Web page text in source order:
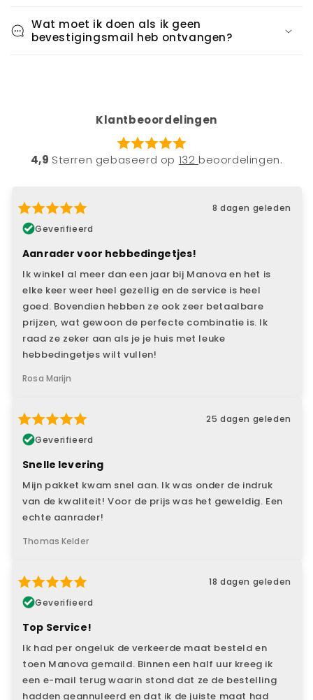
Wat moet ik doen als ik geen
bevestigingsmail heb ontvangen?
Klantbeoordelingen
4,9 Sterren gebaseerd op 132 beoordelingen.
8 dagen geleden
Geverifieerd
Aanrader voor hebbedingetjes!
Ik winkel al meer dan een jaar bij Manova en het is
elke keer weer heel gezellig en de service is heel
goed. Bovendien hebben ze ook zeer betaalbare
prijzen, wat gewoon de perfecte combinatie is. Ik
raad ze zeker aan als je je huis met leuke
hebbedingetjes wilt vullen!
Rosa Marijn
25 dagen geleden
Geverifieerd
Snelle levering
Mijn pakket kwam snel aan. Ik was onder de indruk
van de kwaliteit! Voor de prijs was het geweldig. Een
echte aanrader!
Thomas Kelder
18 dagen geleden
Geverifieerd
Top Service!
Ik had per ongeluk de verkeerde maat besteld en
toen Manova gemaild. Binnen een half uur kreeg ik
een e-mail terug waarin stond dat ze de bestelling
hadden geannuleerd en dat ik de juiste maat had